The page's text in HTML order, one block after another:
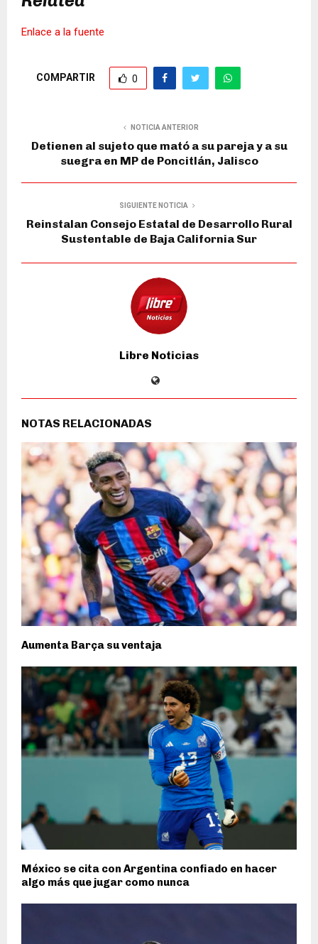
Enlace a la fuente
COMPARTIR 0
NOTICIA ANTERIOR
Detienen al sujeto que mató a su pareja y a su
suegra en MP de Poncitlán, Jalisco
SIGUIENTE NOTICIA
Reinstalan Consejo Estatal de Desarrollo Rural
Sustentable de Baja California Sur
Libre Noticias
NOTAS RELACIONADAS
Aumenta Barça su ventaja
México se cita con Argentina confiado en hacer
algo más que jugar como nunca